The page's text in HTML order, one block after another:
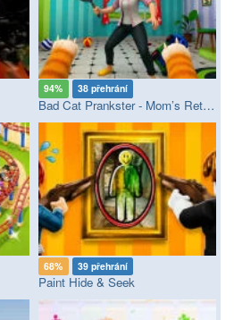
94% 38 přehrání
Bad Cat Prankster - Mom’s Return
68% 39 přehrání
Paint Hide & Seek